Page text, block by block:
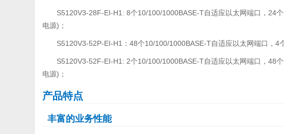
S5120V3-28F-EI-H1: 8个10/100/1000BASE-T自适应以太网端口，24
电源)；
S5120V3-52P-EI-H1：48个10/100/1000BASE-T自适应以太网端口，4
S5120V3-52F-EI-H1: 2个10/100/1000BASE-T自适应以太网端口，48
电源)；
产品特点
丰富的业务性能